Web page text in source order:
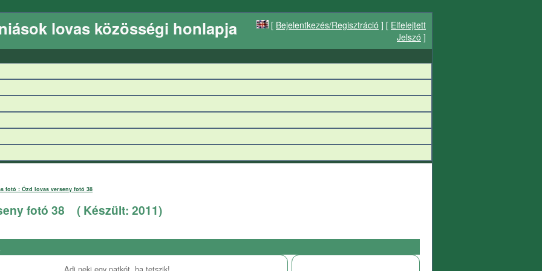
lovas közösségi honlapja [ Bejelentkezés/Regisztráció ] [ Elfelejtett
Jelszó ]
fotó : Ózd lovas verseny fotó 38
fotó 38 ( Készült: 2011)